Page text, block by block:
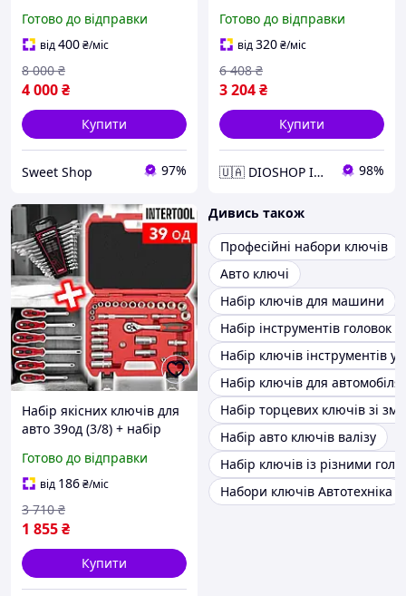
Ключів для Авто в Кейсі
Набори ручного
інструменту 399од
Готово до відправки
від400₴/міс
4 000₴
8 000 ₴
Купити
Sweet Shop 97%
викруток, DIO
Готово до відправки
від320₴/міс
3 204₴
6 408 ₴
Купити
🇺🇦 DIOSHOP Інтернет-магазин 98%
Набір якісних ключів для
авто 39од (3/8) + набір
викруток 6 шт, DIO
Готово до відправки
від 186₴/міс
1 855₴
3 710 ₴
Купити
Дивись також
Професійні набори ключів
Авто ключі
Набір ключів для машини
Набір інструментів головок
Набір ключів інструментів у
Набір ключів для
Набір торцевих ключів зі
Набір авто ключів валізу
Набір ключів із різними
Набори ключів Автотехніка